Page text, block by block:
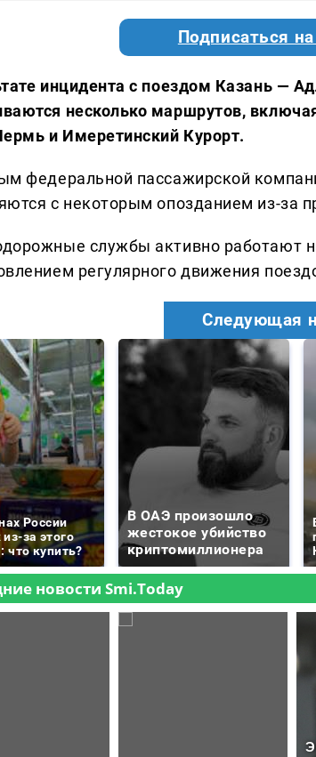
Подписаться
инцидента с поездом Казань —
несколько маршрутов,
и Имеретинский Курорт.
федеральной пассажирской
с некоторым опозданием из-за
службы активно работают
регулярного движения
Следующая
России
за этого
что купить?
В ОАЭ произошло
жестокое убийство
криптомиллионера